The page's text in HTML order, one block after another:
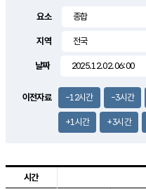
3.1m/s
요소
지역
날짜
이전자료 -12시간 -3시간
+1시간 +3시간
시간